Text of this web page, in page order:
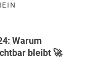
Warum
bleibt 🚀